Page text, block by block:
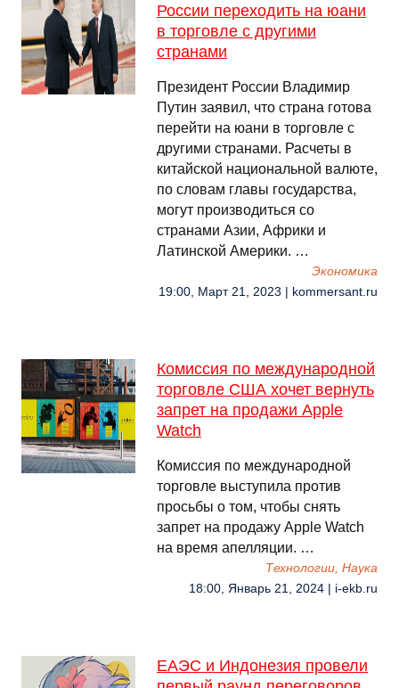
России переходить на юани
в торговле с другими
странами
Президент России Владимир
Путин заявил, что страна готова
перейти на юани в торговле с
другими странами. Расчеты в
китайской национальной валюте,
по словам главы государства,
могут производиться со
странами Азии, Африки и
Латинской Америки. …
Экономика
19:00, Март 21, 2023 | kommersant.ru
Комиссия по международной
торговле США хочет вернуть
запрет на продажи Apple
Watch
Комиссия по международной
торговле выступила против
просьбы о том, чтобы снять
запрет на продажу Apple Watch
на время апелляции. …
Технологии, Наука
18:00, Январь 21, 2024 | i-ekb.ru
ЕАЭС и Индонезия провели